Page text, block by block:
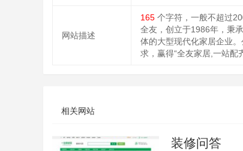
网站描述
165 个字符，一般不超过
全友，创立于1986年，秉
体的大型现代化家居企业
求，赢得“全友家居,一站配
相关网站
装修问答